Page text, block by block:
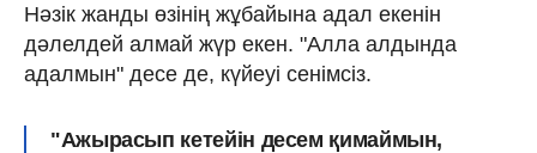
Нәзік жанды өзінің жұбайына адал екенін
дәлелдей алмай жүр екен. "Алла алдында
адалмын" десе де, күйеуі сенімсіз.
"Ажырасып кетейін десем қимаймын,